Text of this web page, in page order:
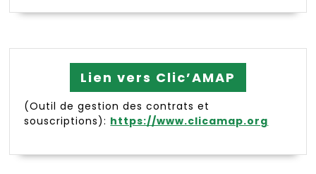
Lien vers Clic’AMAP
(Outil de gestion des contrats et
souscriptions): https://www.clicamap.org